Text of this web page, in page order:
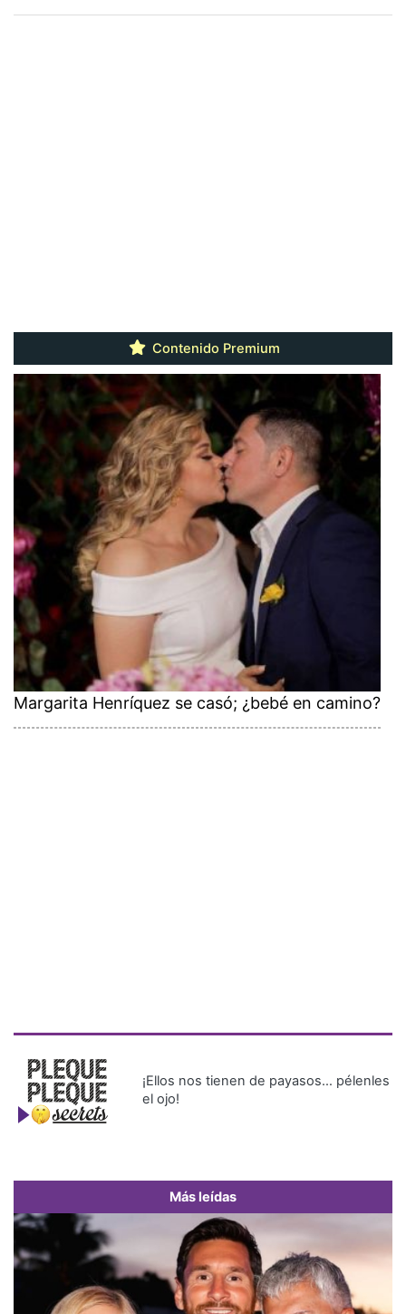
Contenido Premium
Margarita Henríquez se casó; ¿bebé en camino?
¡Ellos nos tienen de payasos… pélenles
el ojo!
Más leídas